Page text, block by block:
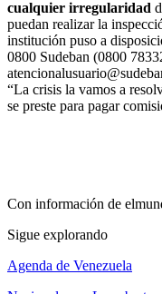
cualquier irregularidad
puedan realizar la
institución puso a
0800 Sudeban (0800
“La crisis la vamos a
se preste para pagar
Con información de
Sigue explorando
Agenda de Venezuela